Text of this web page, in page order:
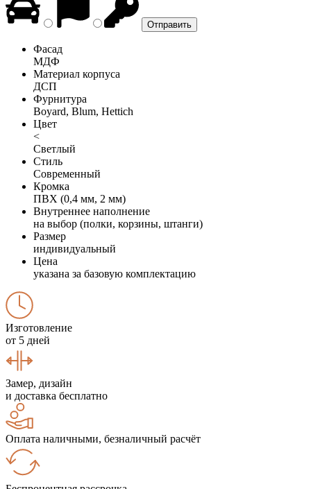
Фасад
МДФ
Материал корпуса
ДСП
Фурнитура
Boyard, Blum, Hettich
Цвет
<
Светлый
Стиль
Современный
Кромка
ПВХ (0,4 мм, 2 мм)
Внутреннее наполнение
на выбор (полки, корзины, штанги)
Размер
индивидуальный
Цена
указана за базовую комплектацию
Изготовление
от 5 дней
Замер, дизайн
и доставка бесплатно
Оплата наличными, безналичный расчёт